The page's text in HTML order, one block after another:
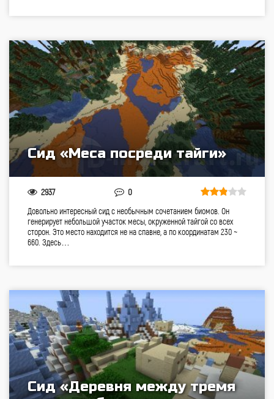
Сид «Меса посреди тайги»
2937 0
Довольно интересный сид с необычным сочетанием биомов. Он
генерирует небольшой участок месы, окруженной тайгой со всех
сторон. Это место находится не на спавне, а по координатам 230 ~
660. Здесь…
Сид «Деревня между тремя